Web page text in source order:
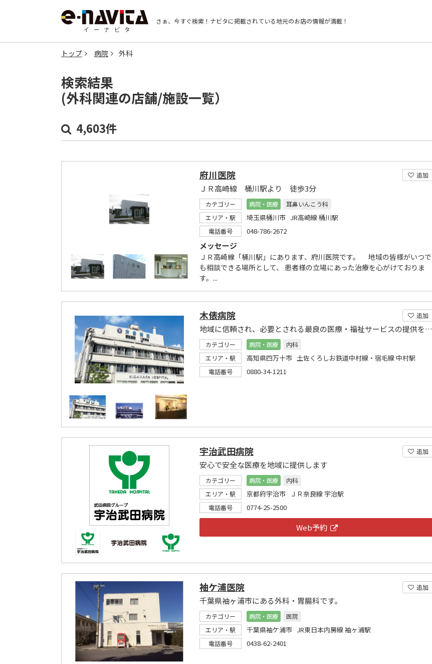
さぁ、今すぐ検索！ ナビタに掲載されている地元のお店の情報が満載！
トップ 病院 外科
検索結果
(外科関連の店舗/施設一覧）
4,603件
追加
府川医院
ＪＲ高崎線 桶川駅より 徒歩3分
カテゴリー 病院・医療
耳鼻いんこう科
エリア・駅
埼玉県桶川市 JR高崎線 桶川駅
電話番号 048-786-2672
メッセージ
ＪＲ高崎線「桶川駅」にあります、府川医院です。 地域の皆様がいつで
も相談できる場所として、 患者様の立場にあった治療を心がけておりま
す。...
追加
木俵病院
地域に信頼され、必要とされる最良の医療・福祉サービスの提供を目指します。
カテゴリー 病院・医療
内科
エリア・駅
高知県四万十市 土佐くろしお鉄道中村線・宿毛線 中村駅
電話番号 0880-34-1211
追加
宇治武田病院
安心で安全な医療を地域に提供します
カテゴリー 病院・医療
内科
エリア・駅
京都府宇治市 ＪＲ奈良線 宇治駅
電話番号 0774-25-2500
Web予約
追加
袖ケ浦医院
千葉県袖ヶ浦市にある外科・胃腸科です。
カテゴリー 病院・医療
医院
エリア・駅
千葉県袖ケ浦市 JR東日本内房線 袖ヶ浦駅
電話番号 0438-62-2401